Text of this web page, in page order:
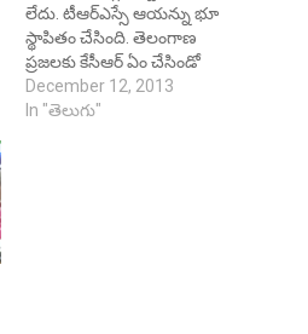
లేదు. టీఆర్‌ఎస్సే ఆయన్ను భూ
స్థాపితం చేసింది. తెలంగాణ
ప్రజలకు కేసీఆర్ ఏం చేసిండో
చెప్పాలంటాడు. నేనేం చేసిన్నో దేశ
ప్రజలకు తెలుసు. ప్రైమరీ స్కూల్
December 12, 2013
In "తెలుగు"